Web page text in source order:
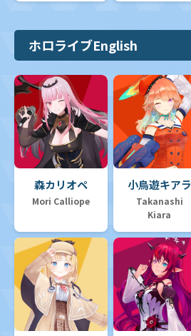
ホロライブEnglish
森カリオペ
Mori Calliope
小鳥遊キアラ
Takanashi
Kiara